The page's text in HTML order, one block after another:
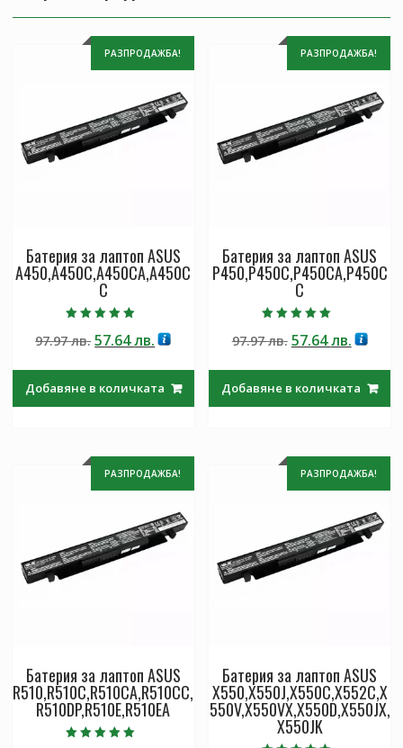
РАЗПРОДАЖБА!
Батерия за лаптоп ASUS
A450,A450C,A450CA,A450C
C
5.00
от 5
97.97лв.Original
97.97 лв..
57.64лв.Текущата
57.64 лв..
Добавяне в количката
РАЗПРОДАЖБА!
Батерия за лаптоп ASUS
P450,P450C,P450CA,P450C
C
5.00
от 5
97.97лв. Original
97.97 лв..
57.64лв.
57.64
Добавяне в количката
РАЗПРОДАЖБА!
Батерия за лаптоп ASUS
R510,R510C,R510CA,R510CC,
R510DP,R510E,R510EA
РАЗПРОДАЖБА!
Батерия за лаптоп ASUS
X550,X550J,X550C,X552C,X
550V,X550VX,X550D,X550JX,
X550JK